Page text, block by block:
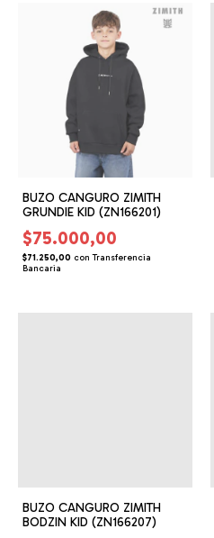
BUZO CANGURO ZIMITH
GRUNDIE KID (ZN166201)
$75.000,00
$71.250,00 con Transferencia
Bancaria
BUZO CANGURO ZIMITH
BODZIN KID (ZN166207)